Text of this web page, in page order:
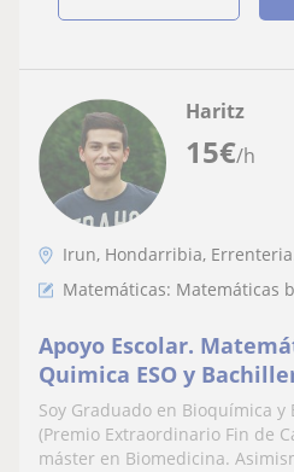
15€/h
Haritz
Irun, Hondarribia,
Matemáticas: Matemáticas
Apoyo Escolar.
Quimica ESO y
Soy Graduado en Bioquímica
(Premio Extraordinario Fin de
máster en Biomedicina.